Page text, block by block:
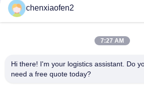
chenxiaofen2
7:27 AM
Hi there! I'm your logistics assistant. Do
need a free quote today?